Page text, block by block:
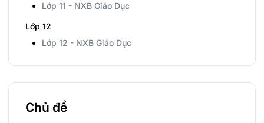
Lớp 11 - NXB Giáo Dục
Lớp 12
Lớp 12 - NXB Giáo Dục
Chủ đề